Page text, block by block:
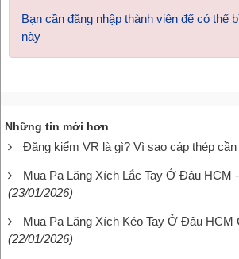
Bạn cần đăng nhập thành viên để có thể
này
Những tin mới hơn
Đăng kiểm VR là gì? Vì sao cáp thép cần
Mua Pa Lăng Xích Lắc Tay Ở Đâu HCM
(23/01/2026)
Mua Pa Lăng Xích Kéo Tay Ở Đâu HCM
(22/01/2026)